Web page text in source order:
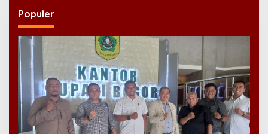
Populer